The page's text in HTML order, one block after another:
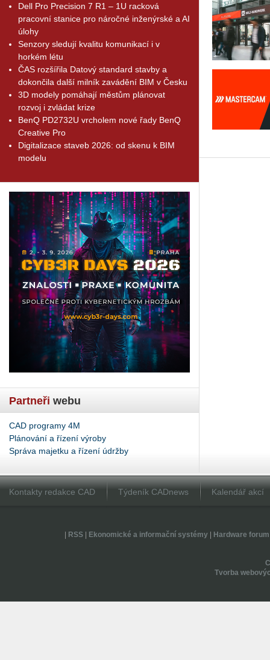
Dell Pro Precision 7 R1 – 1U racková
pracovní stanice pro náročné inženýrské a AI
úlohy
Senzory sledují kvalitu komunikací i v
horkém létu
ČAS rozšířila Datový standard stavby a
dokončila další milník zavádění BIM v Česku
3D modely pomáhají městům plánovat
rozvoj i zvládat krize
BenQ PD2732U vrcholem nové řady BenQ
Creative Pro
Digitalizace staveb 2026: od skenu k BIM
modelu
Partneři webu
CAD programy 4M
Plánování a řízení výroby
Správa majetku a řízení údržby
Kontakty redakce CAD Týdeník CADnews Kalendář akcí
RSS| Ekonomické a informační systémy| Hardware forum
Tvorba